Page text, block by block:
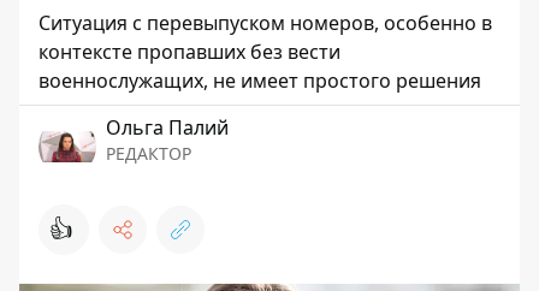
Ситуация с перевыпуском номеров, особенно в
контексте пропавших без вести
военнослужащих, не имеет простого решения
Ольга Палий
РЕДАКТОР
👍